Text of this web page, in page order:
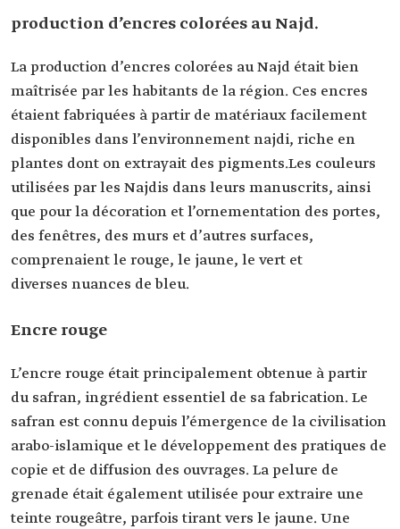
production d’encres colorées au Najd.
La production d’encres colorées au Najd était bien
maîtrisée par les habitants de la région. Ces encres
étaient fabriquées à partir de matériaux facilement
disponibles dans l’environnement najdi, riche en
plantes dont on extrayait des pigments.Les couleurs
utilisées par les Najdis dans leurs manuscrits, ainsi
que pour la décoration et l’ornementation des portes,
des fenêtres, des murs et d’autres surfaces,
comprenaient le rouge, le jaune, le vert et
diverses nuances de bleu.
Encre rouge
L’encre rouge était principalement obtenue à partir
du safran, ingrédient essentiel de sa fabrication. Le
safran est connu depuis l’émergence de la civilisation
arabo-islamique et le développement des pratiques de
copie et de diffusion des ouvrages. La pelure de
grenade était également utilisée pour extraire une
teinte rougeâtre, parfois tirant vers le jaune. Une